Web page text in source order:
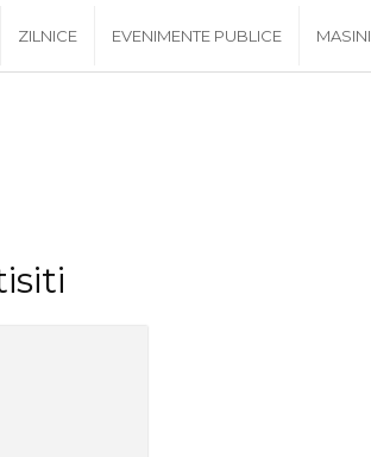
ZILNICE EVENIMENTE PUBLICE MASINI